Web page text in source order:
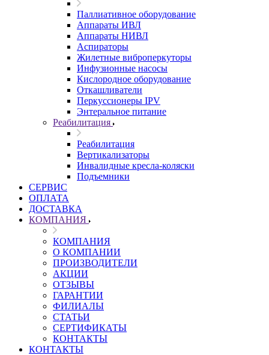
Паллиативное оборудование
Аппараты ИВЛ
Аппараты НИВЛ
Аспираторы
Жилетные виброперкуторы
Инфузионные насосы
Кислородное оборудование
Откашливатели
Перкуссионеры IPV
Энтеральное питание
Реабилитация
Реабилитация
Вертикализаторы
Инвалидные кресла-коляски
Подъемники
СЕРВИС
ОПЛАТА
ДОСТАВКА
КОМПАНИЯ
КОМПАНИЯ
О КОМПАНИИ
ПРОИЗВОДИТЕЛИ
АКЦИИ
ОТЗЫВЫ
ГАРАНТИИ
ФИЛИАЛЫ
СТАТЬИ
СЕРТИФИКАТЫ
КОНТАКТЫ
КОНТАКТЫ